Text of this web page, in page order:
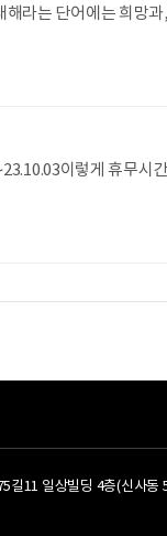
라는 단어에는 희망
이렇게 휴무
길11 일상빌딩 4층(신사동